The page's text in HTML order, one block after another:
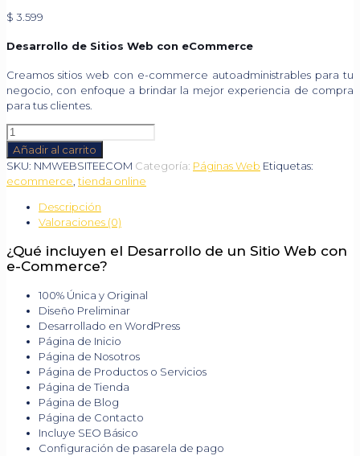
$ 3.599
Desarrollo de Sitios Web con eCommerce
Creamos sitios web con e-commerce autoadministrables para tu
negocio, con enfoque a brindar la mejor experiencia de compra
para tus clientes.
Desarrollo
de
Sitio
Web
Commerce
Añadir al carrito
SKU: NMWEBSITEECOM Categoría: Páginas Web Etiquetas:
ecommerce, tienda online
Descripción
Valoraciones (0)
¿Qué incluyen el Desarrollo de un Sitio Web con
e-Commerce?
100% Única y Original
Diseño Preliminar
Desarrollado en WordPress
Página de Inicio
Página de Nosotros
Página de Productos o Servicios
Página de Tienda
Página de Blog
Página de Contacto
Incluye SEO Básico
Configuración de pasarela de pago